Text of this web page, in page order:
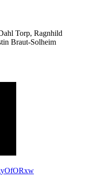
Torp, Ragnhild
Braut-Solheim